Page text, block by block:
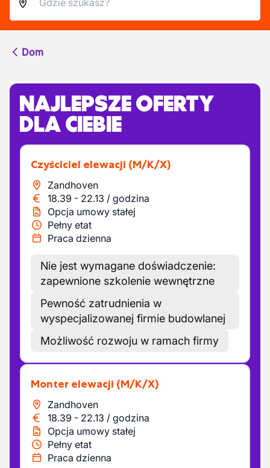
Dom
NAJLEPSZE OFERTY
DLA CIEBIE
Czyściciel elewacji (M/K/X)
Zandhoven
18.39 - 22.13 / godzina
Opcja umowy stałej
Pełny etat
Praca dzienna
Nie jest wymagane doświadczenie:
zapewnione szkolenie wewnętrzne
Pewność zatrudnienia w
wyspecjalizowanej firmie budowlanej
Możliwość rozwoju w ramach firmy
Monter elewacji (M/K/X)
Zandhoven
18.39 - 22.13 / godzina
Opcja umowy stałej
Pełny etat
Praca dzienna